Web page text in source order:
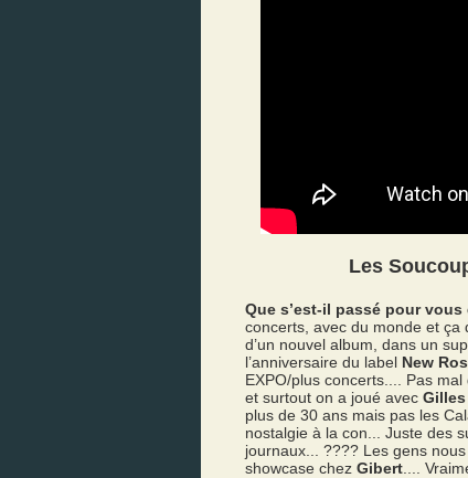
Les
Que s’est-il passé pour vous
concerts, avec du monde et ça
d’un nouvel album, dans un
l’anniversaire du label New
EXPO/plus concerts.... Pas
et surtout on a joué avec Gilles
plus de 30 ans mais pas les
nostalgie à la con... Juste des
journaux... ???? Les gens
showcase chez Gibert ....